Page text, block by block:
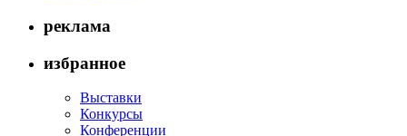
реклама
избранное
Выставки
Конкурсы
Конференции